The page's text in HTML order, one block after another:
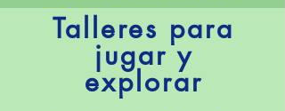
Talleres para
jugar y
explorar